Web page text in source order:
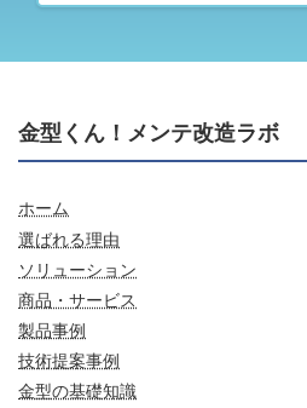
金型くん！メンテ改造ラボ
ホーム
選ばれる理由
ソリューション
商品・サービス
製品事例
技術提案事例
金型の基礎知識